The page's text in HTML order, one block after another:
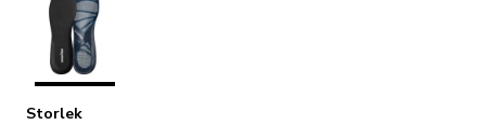
Storlek